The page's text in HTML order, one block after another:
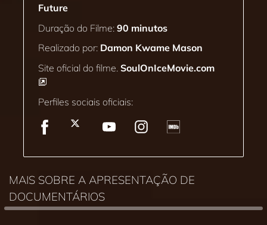
Future
Duração do Filme: 90 minutos
Realizado por: Damon Kwame Mason
Site oficial do filme. SoulOnIceMovie.com
Perfiles sociais oficiais:
MAIS SOBRE A APRESENTAÇÃO DE
DOCUMENTÁRIOS